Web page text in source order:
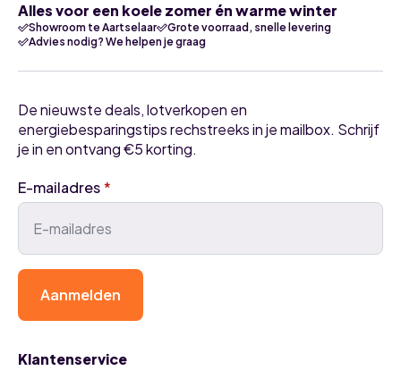
Alles voor een koele zomer én warme winter
Showroom te Aartselaar
Grote voorraad, snelle levering
Advies nodig? We helpen je graag
Klantenservice
De nieuwste deals, lotverkopen en
energiebesparingstips rechstreeks in je mailbox. Schrijf
je in en ontvang €5 korting.
E-mailadres*
Aanmelden